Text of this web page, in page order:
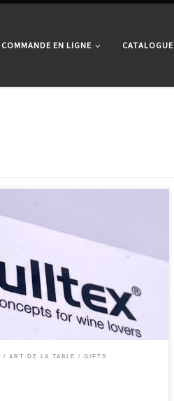
COMMANDE EN LIGNE CATALOGUE
ART DE LA TABLE GIFTS